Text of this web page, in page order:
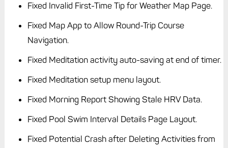
Fixed Invalid First-Time Tip for Weather Map Page.
Fixed Map App to Allow Round-Trip Course
Navigation.
Fixed Meditation activity auto-saving at end of timer.
Fixed Meditation setup menu layout.
Fixed Morning Report Showing Stale HRV Data.
Fixed Pool Swim Interval Details Page Layout.
Fixed Potential Crash after Deleting Activities from